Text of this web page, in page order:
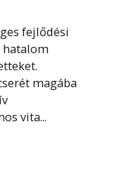
fejlődési
magába
vita...